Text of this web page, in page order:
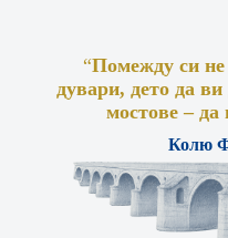
“Помежду си не
дувари, дето да
мостове – да
Колю